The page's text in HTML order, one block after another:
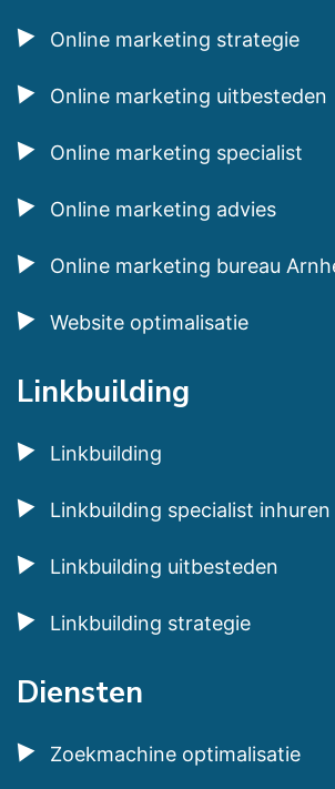
Online marketing strategie
Online marketing uitbesteden
Online marketing specialist
Online marketing advies
Online marketing bureau
Website optimalisatie
Linkbuilding
Linkbuilding
Linkbuilding specialist inhuren
Linkbuilding uitbesteden
Linkbuilding strategie
Diensten
Zoekmachine optimalisatie